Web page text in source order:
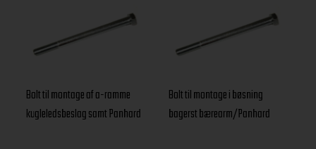
Bolt til montage af a-ramme
kugleledsbeslag samt Panhard
Bolt til montage i bøsning
bagerst bærearm/Panhard